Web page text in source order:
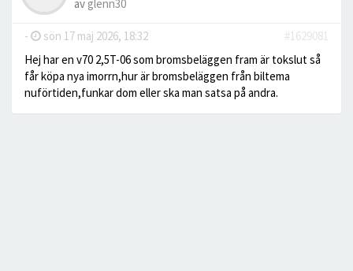
av glenn30
- sön 17 maj 2026, 18:32
#1629081
Hej har en v70 2,5T-06 som bromsbeläggen fram är tokslut så
får köpa nya imorrn,hur är bromsbeläggen från biltema
nuförtiden,funkar dom eller ska man satsa på andra.